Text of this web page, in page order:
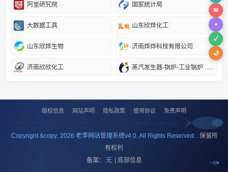
阿里研究院 国家统计局
大数据工具 山东欣烨化工
山东欣烨生物 济南烨烨科技有限公司
济南欣欣化工
✉
+
✓
🌙
版权信息 网站声明 隐私政策 使用协议 免责声明
Copyright &copy; 2026 老李网站管理系统v4.0. All Rights Reserved. . 保留所
有权利
备案：
无 | 底部信息